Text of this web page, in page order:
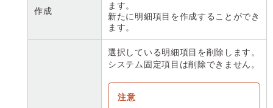
作成
ます。
新たに明細項目を作成することができ
ます。
選択している明細項目を削除します。
システム固定項目は削除できません。